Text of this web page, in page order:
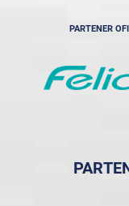
PARTENER